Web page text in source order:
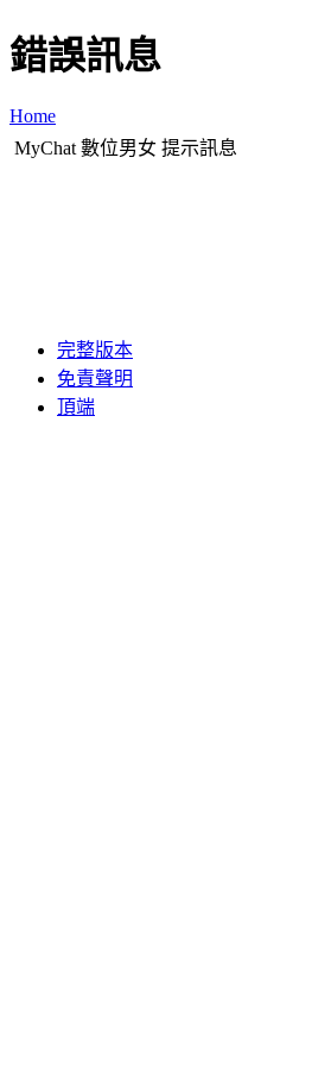
錯誤訊息
Home
MyChat 數位男女 提示訊息
完整版本
免責聲明
頂端